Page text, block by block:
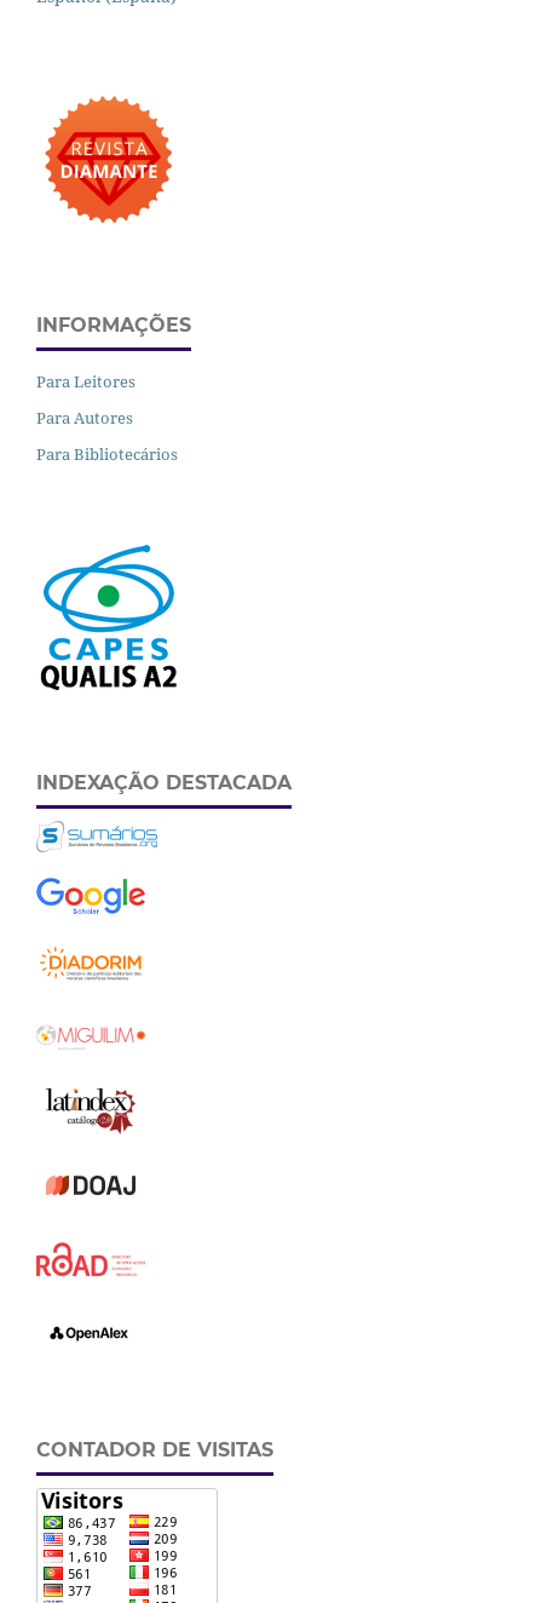
INFORMAÇÕES
Para Leitores
Para Autores
Para Bibliotecários
INDEXAÇÃO DESTACADA
CONTADOR DE VISITAS